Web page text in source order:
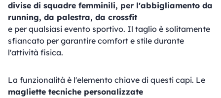
divise di squadre femminili, per l'abbigliamento da
running, da palestra, da crossfit
e per qualsiasi evento sportivo. Il taglio è solitamente
sfiancato per garantire comfort e stile durante
l'attività fisica.
La funzionalità è l'elemento chiave di questi capi. Le
magliette tecniche personalizzate